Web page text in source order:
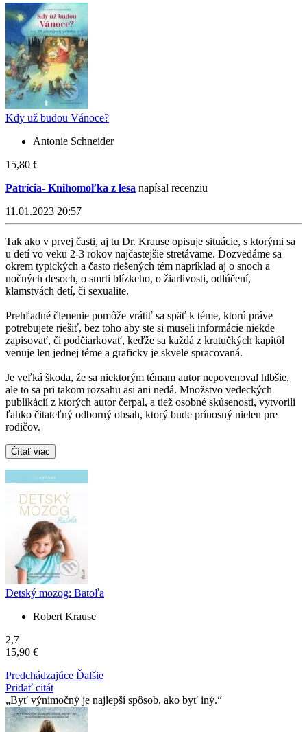
Kdy už budou Vánoce?
Antonie Schneider
15,80 €
Patrícia- Knihomoľka z lesa napísal recenziu
11.01.2023 20:57
Tak ako v prvej časti, aj tu Dr. Krause opisuje situácie, s ktorými sa
u detí vo veku 2-3 rokov najčastejšie stretávame. Dozvedáme sa
okrem typických a často riešených tém napríklad aj o snoch a
nočných desoch, o smrti blízkeho, o žiarlivosti, odlúčení,
klamstvách detí, či sexualite.
Prehľadné členenie pomôže vrátiť sa späť k téme, ktorú práve
potrebujete riešiť, bez toho aby ste si museli informácie niekde
zapisovať, či podčiarkovať, keďže sa každá z kratučkých kapitôl
venuje len jednej téme a graficky je skvele spracovaná.
Je veľká škoda, že sa niektorým témam autor nepovenoval hlbšie,
ale to sa pri takom rozsahu asi ani nedá. Množstvo vedeckých
publikácií z ktorých autor čerpal, a tiež osobné skúsenosti, vytvorili
ľahko čitateľný odborný obsah, ktorý bude prínosný nielen pre
rodičov.
Čítať viac
Detský mozog: Batoľa
Robert Krause
2,7
15,90 €
Predchádzajúce Ďalšie
Pridať citát
Byť výnimočný je najlepší spôsob, ako byť iný.